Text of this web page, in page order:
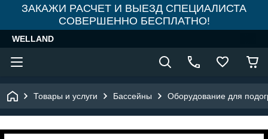
ЗАКАЖИ РАСЧЕТ И ВЫЕЗД СПЕЦИАЛИСТА
СОВЕРШЕННО БЕСПЛАТНО!
WELLAND
Товары и услуги Бассейны Оборудование для